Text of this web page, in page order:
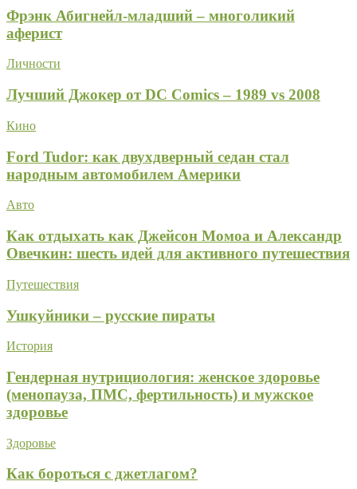
Фрэнк Абигнейл-младший – многоликий
аферист
Личности
Лучший Джокер от DC Comics – 1989 vs 2008
Кино
Ford Tudor: как двухдверный седан стал
народным автомобилем Америки
Авто
Как отдыхать как Джейсон Момоа и Александр
Овечкин: шесть идей для активного путешествия
Путешествия
Ушкуйники – русские пираты
История
Гендерная нутрициология: женское здоровье
(менопауза, ПМС, фертильность) и мужское
здоровье
Здоровье
Как бороться с джетлагом?